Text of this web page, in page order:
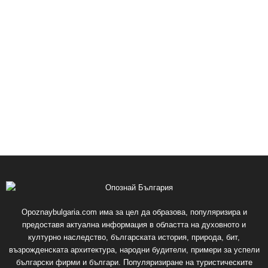
Opoznaybulgaria.com има за цел да образова, популяризира и
предоставя актуална информация в областта на духовното и
културно наследство, българската история, природа, бит,
възрожденската архитектура, народни будители, примери за успели
български фирми и българи. Популяризиране на туристическите